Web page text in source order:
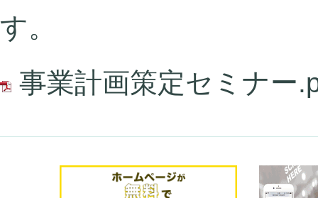
す。
事業計画策定セミナー